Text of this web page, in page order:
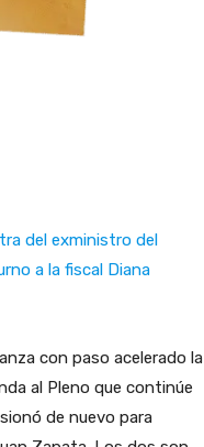
del exministro del
a la fiscal Diana
con paso acelerado la
al Pleno que continúe
de nuevo para